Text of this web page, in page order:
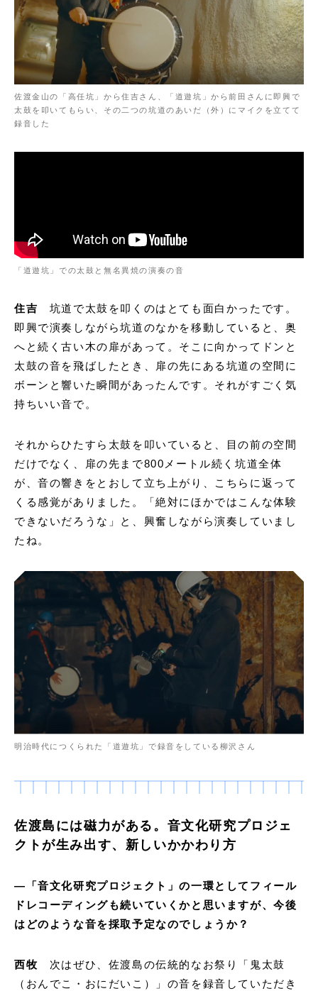
佐渡金山の「高任坑」から住吉さん、「道遊坑」から前田さんに即興で
太鼓を叩いてもらい、その二つの坑道のあいだ（外）にマイクを立てて
録音した
「道遊坑」での太鼓と無名異焼の演奏の音
住吉
坑道で太鼓を叩くのはとても面白かったです。
即興で演奏しながら坑道のなかを移動していると、奥
へと続く古い木の扉があって。そこに向かってドンと
太鼓の音を飛ばしたとき、扉の先にある坑道の空間に
ボーンと響いた瞬間があったんです。それがすごく気
持ちいい音で。
それからひたすら太鼓を叩いていると、目の前の空間
だけでなく、扉の先まで800メートル続く坑道全体
が、音の響きをとおして立ち上がり、こちらに返って
くる感覚がありました。「絶対にほかではこんな体験
できないだろうな」と、興奮しながら演奏していまし
たね。
明治時代につくられた「道遊坑」で録音をしている柳沢さん
佐渡島には磁力がある。音文化研究プロジェ
クトが生み出す、新しいかかわり方
― 「音文化研究プロジェクト」の一環としてフィール
ドレコーディングも続いていくかと思いますが、今後
はどのような音を採取予定なのでしょうか？
西牧
次はぜひ、佐渡島の伝統的なお祭り「鬼太鼓
（おんでこ・おにだいこ）」の音を録音していただき